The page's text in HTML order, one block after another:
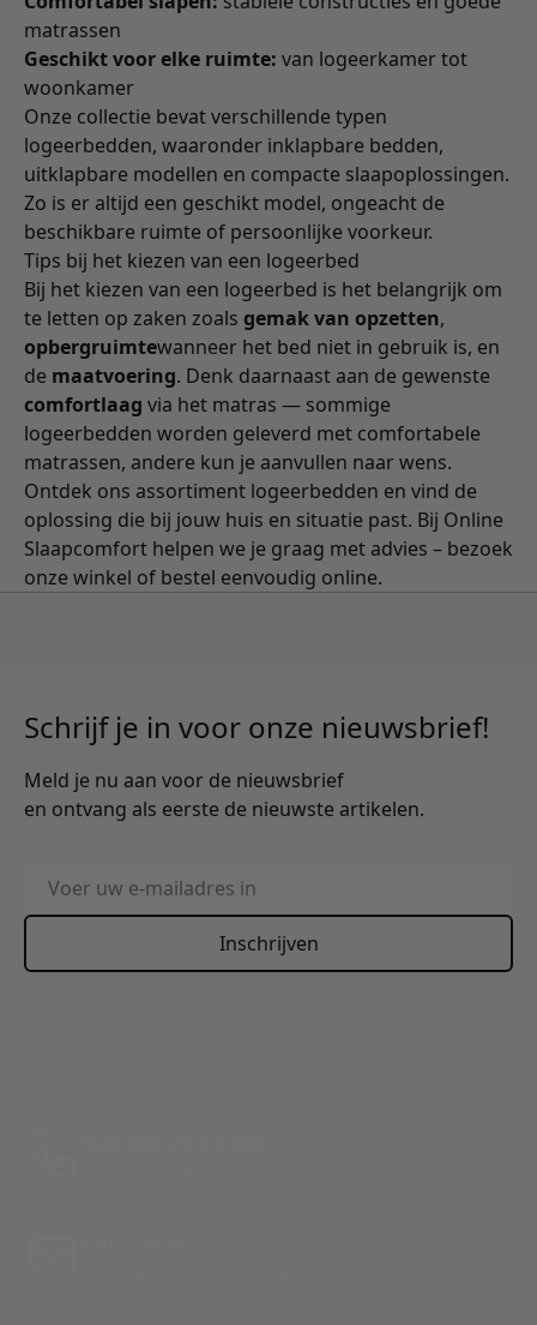
matrassen
Geschikt voor elke ruimte: van logeerkamer tot
woonkamer
Onze collectie bevat verschillende typen
logeerbedden, waaronder inklapbare bedden,
uitklapbare modellen en compacte slaapoplossingen.
Zo is er altijd een geschikt model, ongeacht de
beschikbare ruimte of persoonlijke voorkeur.
Tips bij het kiezen van een logeerbed
Bij het kiezen van een logeerbed is het belangrijk om
te letten op zaken zoals gemak van opzetten,
opbergruimtewanneer het bed niet in gebruik is, en
de maatvoering. Denk daarnaast aan de gewenste
comfortlaag via het matras — sommige
logeerbedden worden geleverd met comfortabele
matrassen, andere kun je aanvullen naar wens.
Ontdek ons assortiment logeerbedden en vind de
oplossing die bij jouw huis en situatie past. Bij Online
Slaapcomfort helpen we je graag met advies – bezoek
onze winkel of bestel eenvoudig online.
Schrijf je in voor onze nieuwsbrief!
Meld je nu aan voor de nieuwsbrief
en ontvang als eerste de nieuwste artikelen.
E-mailadres
Inschrijven